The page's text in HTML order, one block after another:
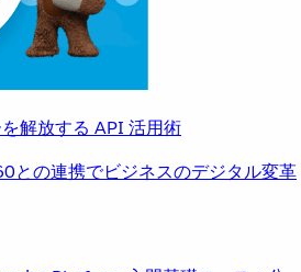
解放する API 活用術
との連携でビジネスのデジタル変革